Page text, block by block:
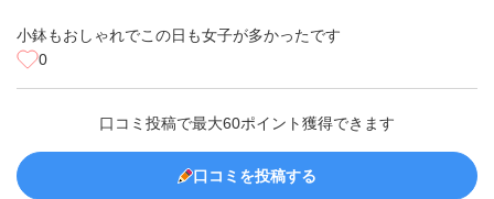
小鉢もおしゃれでこの日も女子が多かったです
0
口コミ投稿で最大60ポイント獲得できます
口コミを投稿する